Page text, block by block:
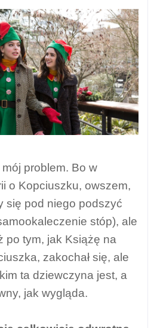
problem. Bo w
o Kopciuszku, owszem,
się pod niego podszyć
stóp), ale
po tym, jak Książę na
zakochał się, ale
ta dziewczyna jest, a
jak wygląda.